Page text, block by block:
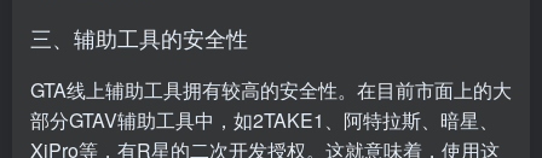
三、辅助工具的安全性
GTA线上辅助工具拥有较高的安全性。在目前市面上的大
部分GTAV辅助工具中，如2TAKE1、阿特拉斯、暗星、
XiPro等，有R星的二次开发授权。这就意味着，使用这